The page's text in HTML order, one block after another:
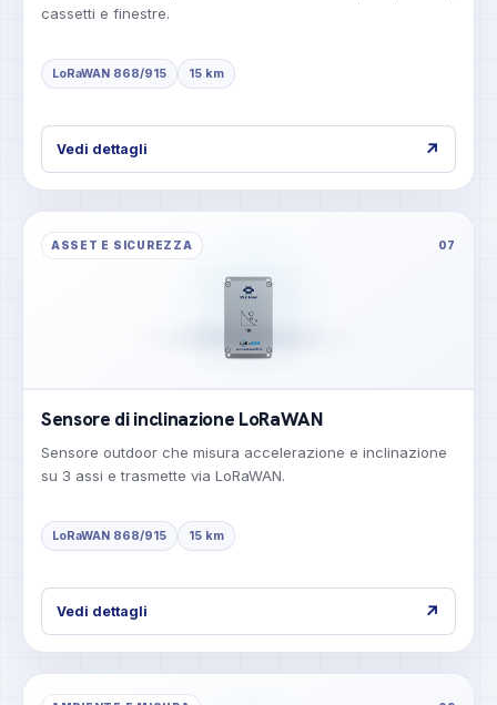
cassetti e finestre.
LoRaWAN 868/915 15 km
Vedi dettagli ↗
ASSET E SICUREZZA 07
Sensore di inclinazione LoRaWAN
Sensore outdoor che misura accelerazione e inclinazione
su 3 assi e trasmette via LoRaWAN.
LoRaWAN 868/915 15 km
Vedi dettagli ↗